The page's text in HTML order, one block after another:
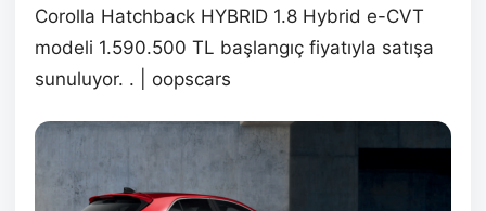
Corolla Hatchback HYBRID 1.8 Hybrid e-CVT
modeli 1.590.500 TL başlangıç fiyatıyla satışa
sunuluyor. . | oopscars